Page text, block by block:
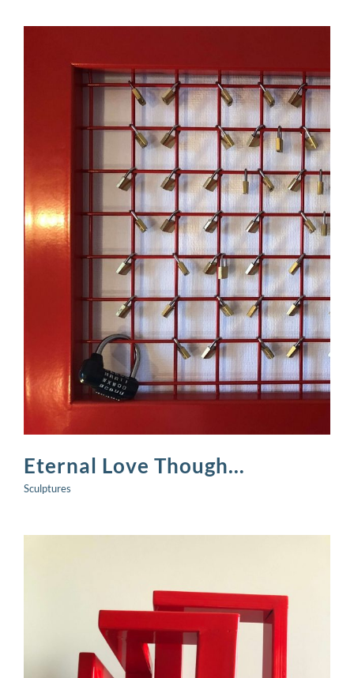
Eternal Love Though…
Sculptures